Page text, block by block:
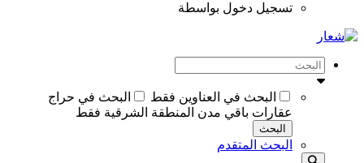
تسجيل دخول بواسطة
البحث في العناوين فقط
البحث في حراج
عقارات باقي مدن المنطقة الشرقية فقط
البحث
البحث المتقدم